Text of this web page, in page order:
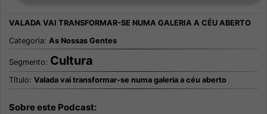
Categoria: As Nossas Gentes
Segmento: Cultura
Título: Valada vai transformar-se numa galeria a céu aberto
Sobre este Podcast: